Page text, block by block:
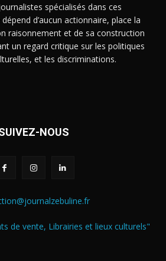
spécialisés dans ces
d’aucun actionnaire, place la
raisonnement et de sa construction
un regard critique sur les politiques
et les discriminations.
NOUS
de vente, Librairies et lieux culturels"